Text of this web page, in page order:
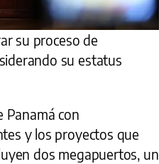
su proceso de
su estatus
Panamá con
y los proyectos que
dos megapuertos, un